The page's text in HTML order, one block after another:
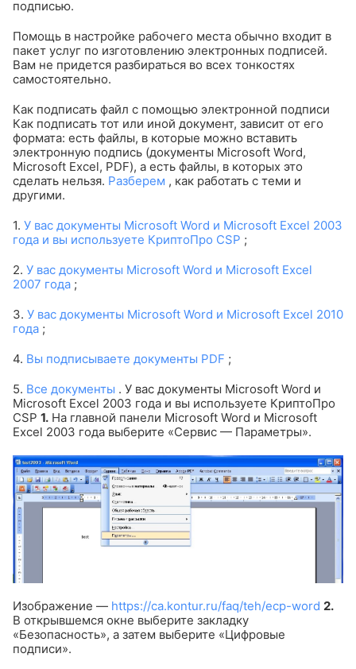
подписью.
Помощь в настройке рабочего места обычно входит в
пакет услуг по изготовлению электронных подписей.
Вам не придется разбираться во всех тонкостях
самостоятельно.
Как подписать файл с помощью электронной подписи
Как подписать тот или иной документ, зависит от его
формата: есть файлы, в которые можно вставить
электронную подпись (документы Microsoft Word,
Microsoft Excel, PDF), а есть файлы, в которых это
сделать нельзя. Разберем , как работать с теми и
другими.
1. У вас документы Microsoft Word и Microsoft Excel 2003
года и вы используете КриптоПро CSP ;
2. У вас документы Microsoft Word и Microsoft Excel
2007 года ;
3. У вас документы Microsoft Word и Microsoft Excel 2010
года ;
4. Вы подписываете документы PDF ;
5. Все документы . У вас документы Microsoft Word и
Microsoft Excel 2003 года и вы используете КриптоПро
CSP 1. На главной панели Microsoft Word и Microsoft
Excel 2003 года выберите «Сервис — Параметры».
Изображение — https://ca.kontur.ru/faq/teh/ecp-word 2.
В открывшемся окне выберите закладку
«Безопасность», а затем выберите «Цифровые
подписи».